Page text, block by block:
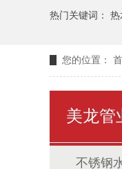
热门关键词： 热
您的位置：
美龙管
不锈钢